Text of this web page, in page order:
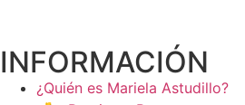
INFORMACIÓN
¿Quién es Mariela Astudillo?